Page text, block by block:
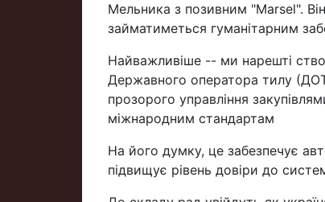
Мельника з позивним "Marsel".
займатиметься гуманітарним
Найважливіше -- ми нарешті
Державного оператора тилу
прозорого управління
міжнародним стандартам
На його думку, це забезпечує
підвищує рівень довіри до